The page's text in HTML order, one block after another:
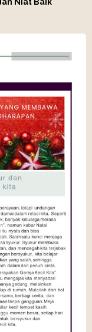
Niat Baik